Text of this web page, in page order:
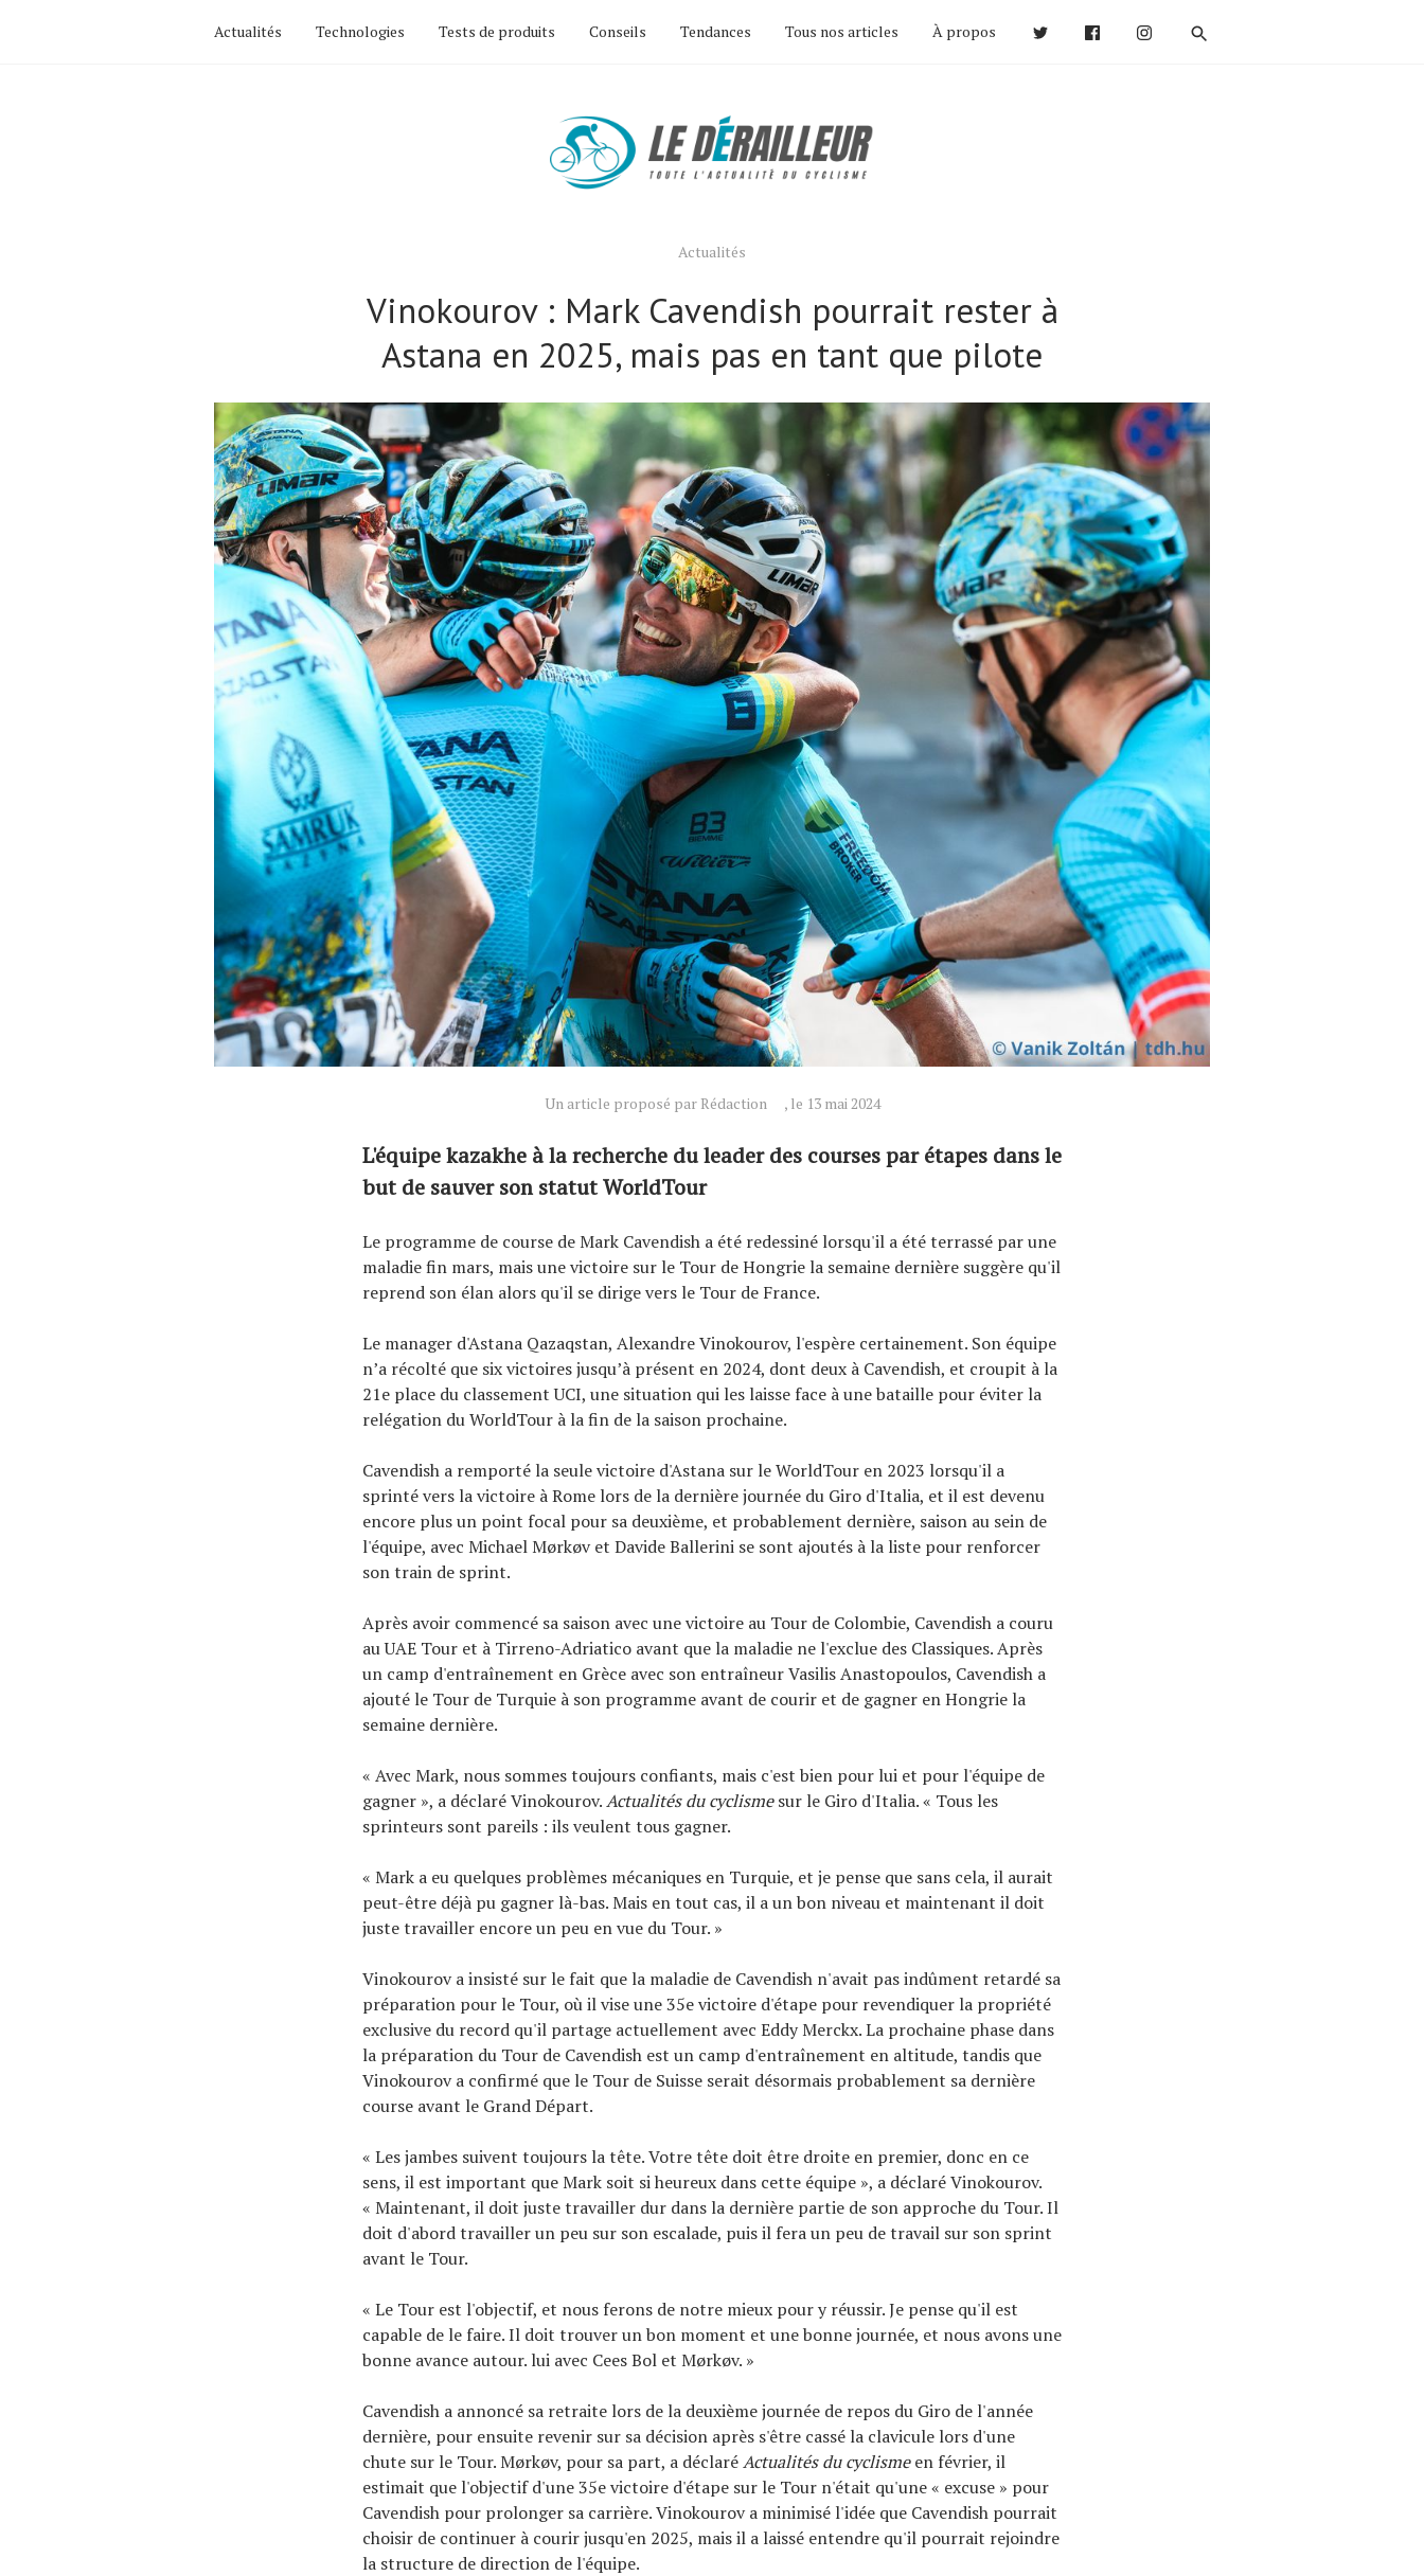
Actualités Technologies Tests de produits Conseils Tendances Tous nos articles À propos
Actualités
Vinokourov : Mark Cavendish pourrait rester à
Astana en 2025, mais pas en tant que pilote
Un article proposé par Rédaction , le 13 mai 2024
L'équipe kazakhe à la recherche du leader des courses par étapes dans le
but de sauver son statut WorldTour
Le programme de course de Mark Cavendish a été redessiné lorsqu'il a été terrassé par une
maladie fin mars, mais une victoire sur le Tour de Hongrie la semaine dernière suggère qu'il
reprend son élan alors qu'il se dirige vers le Tour de France.
Le manager d'Astana Qazaqstan, Alexandre Vinokourov, l'espère certainement. Son équipe
n’a récolté que six victoires jusqu’à présent en 2024, dont deux à Cavendish, et croupit à la
21e place du classement UCI, une situation qui les laisse face à une bataille pour éviter la
relégation du WorldTour à la fin de la saison prochaine.
Cavendish a remporté la seule victoire d'Astana sur le WorldTour en 2023 lorsqu'il a
sprinté vers la victoire à Rome lors de la dernière journée du Giro d'Italia, et il est devenu
encore plus un point focal pour sa deuxième, et probablement dernière, saison au sein de
l'équipe, avec Michael Mørkøv et Davide Ballerini se sont ajoutés à la liste pour renforcer
son train de sprint.
Après avoir commencé sa saison avec une victoire au Tour de Colombie, Cavendish a couru
au UAE Tour et à Tirreno-Adriatico avant que la maladie ne l'exclue des Classiques. Après
un camp d'entraînement en Grèce avec son entraîneur Vasilis Anastopoulos, Cavendish a
ajouté le Tour de Turquie à son programme avant de courir et de gagner en Hongrie la
semaine dernière.
« Avec Mark, nous sommes toujours confiants, mais c'est bien pour lui et pour l'équipe de
gagner », a déclaré Vinokourov.Actualités du cyclismesur le Giro d'Italia. « Tous les
sprinteurs sont pareils : ils veulent tous gagner.
« Mark a eu quelques problèmes mécaniques en Turquie, et je pense que sans cela, il aurait
peut-être déjà pu gagner là-bas. Mais en tout cas, il a un bon niveau et maintenant il doit
juste travailler encore un peu en vue du Tour. »
Vinokourov a insisté sur le fait que la maladie de Cavendish n'avait pas indûment retardé sa
préparation pour le Tour, où il vise une 35e victoire d'étape pour revendiquer la propriété
exclusive du record qu'il partage actuellement avec Eddy Merckx. La prochaine phase dans
la préparation du Tour de Cavendish est un camp d'entraînement en altitude, tandis que
Vinokourov a confirmé que le Tour de Suisse serait désormais probablement sa dernière
course avant le Grand Départ.
« Les jambes suivent toujours la tête. Votre tête doit être droite en premier, donc en ce
sens, il est important que Mark soit si heureux dans cette équipe », a déclaré Vinokourov.
« Maintenant, il doit juste travailler dur dans la dernière partie de son approche du Tour. Il
doit d'abord travailler un peu sur son escalade, puis il fera un peu de travail sur son sprint
avant le Tour.
« Le Tour est l'objectif, et nous ferons de notre mieux pour y réussir. Je pense qu'il est
capable de le faire. Il doit trouver un bon moment et une bonne journée, et nous avons une
bonne avance autour. lui avec Cees Bol et Mørkøv. »
Cavendish a annoncé sa retraite lors de la deuxième journée de repos du Giro de l'année
dernière, pour ensuite revenir sur sa décision après s'être cassé la clavicule lors d'une
chute sur le Tour. Mørkøv, pour sa part, a déclaréActualités du cyclismeen février, il
estimait que l'objectif d'une 35e victoire d'étape sur le Tour n'était qu'une « excuse » pour
Cavendish pour prolonger sa carrière. Vinokourov a minimisé l'idée que Cavendish pourrait
choisir de continuer à courir jusqu'en 2025, mais il a laissé entendre qu'il pourrait rejoindre
la structure de direction de l'équipe.